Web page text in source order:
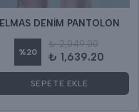
ELMAS DENİM PANTOLON
%20
₺ 2,049.00
₺ 1,639.20
SEPETE EKLE